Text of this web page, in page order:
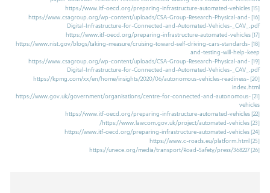
[15]
https://www.itf-oecd.org/preparing-infrastructure-automated-vehicles
[16]
https://www.csagroup.org/wp-content/uploads/CSA-Group-Research-Physical-and-
Digital-Infrastructure-for-Connected-and-Automated-Vehicles-_CAV_.pdf
[17]
https://www.itf-oecd.org/preparing-infrastructure-automated-vehicles
[18]
https://www.nist.gov/blogs/taking-measure/cruising-toward-self-driving-cars-standards-
and-testing-will-help-keep
[19]
https://www.csagroup.org/wp-content/uploads/CSA-Group-Research-Physical-and-
Digital-Infrastructure-for-Connected-and-Automated-Vehicles-_CAV_.pdf
[20]
https://kpmg.com/xx/en/home/insights/2020/06/autonomous-vehicles-readiness-
index.html
[21]
https://www.gov.uk/government/organisations/centre-for-connected-and-autonomous-
vehicles
[22]
https://www.itf-oecd.org/preparing-infrastructure-automated-vehicles
[23]
https://www.lawcom.gov.uk/project/automated-vehicles/
[24]
https://www.itf-oecd.org/preparing-infrastructure-automated-vehicles
[25]
https://www.c-roads.eu/platform.html
[26]
https://unece.org/media/transport/Road-Safety/press/368227